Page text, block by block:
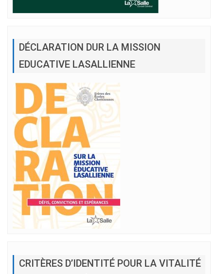
DÉCLARATION DUR LA MISSION
EDUCATIVE LASALLIENNE
CRITÈRES D’IDENTITÉ POUR LA VITALITÉ